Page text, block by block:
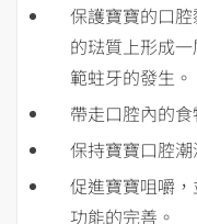
保護寶寶的口
的琺質上形成
範蛀牙的發生。
帶走口腔內的
保持寶寶口腔
促進寶寶咀嚼
功能的完善。